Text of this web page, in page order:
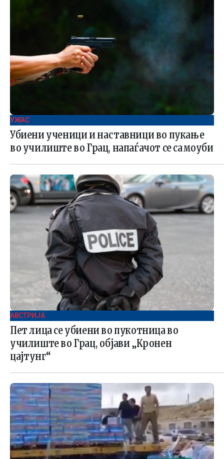
УЖАС
Убиени ученици и наставници во пукање
во училиште во Грац, напаѓачот се самоуби
АВСТРИЈА
Пет лица се убиени во пукотница во
училиште во Грац, објави „Кронен
цајтунг“